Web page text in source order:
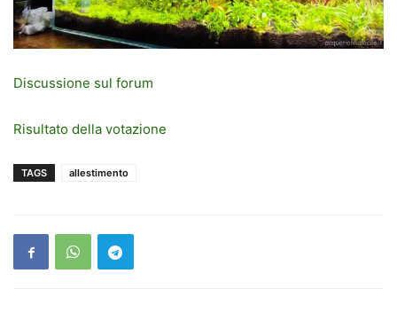
Discussione sul forum
Risultato della votazione
TAGS allestimento